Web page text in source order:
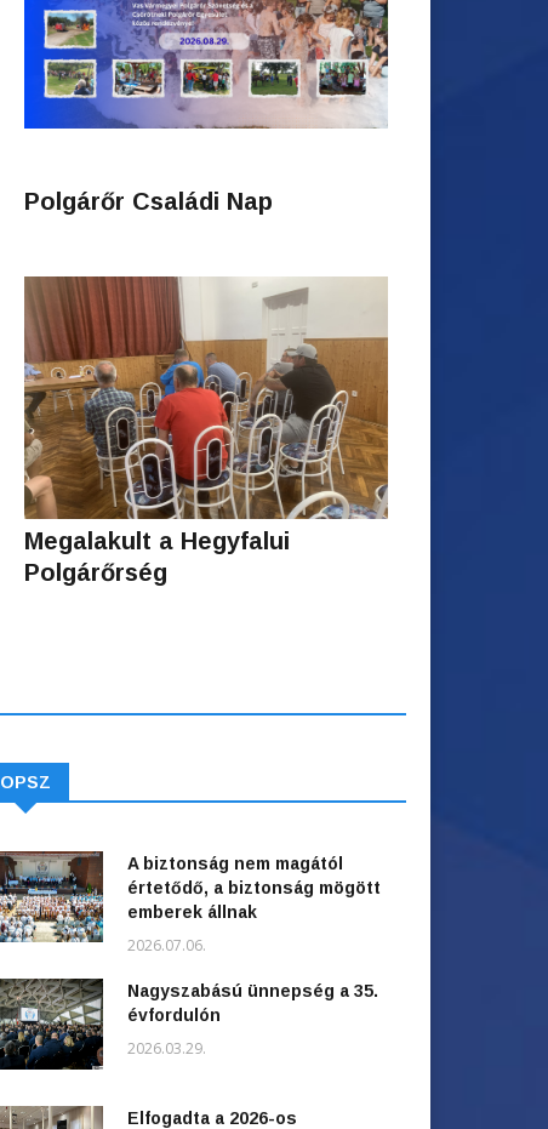
Polgárőr Családi Nap
Megalakult a Hegyfalui
Polgárőrség
OPSZ
A biztonság nem magától
értetődő, a biztonság mögött
emberek állnak
2026.07.06.
Nagyszabású ünnepség a 35.
évfordulón
2026.03.29.
Elfogadta a 2026-os